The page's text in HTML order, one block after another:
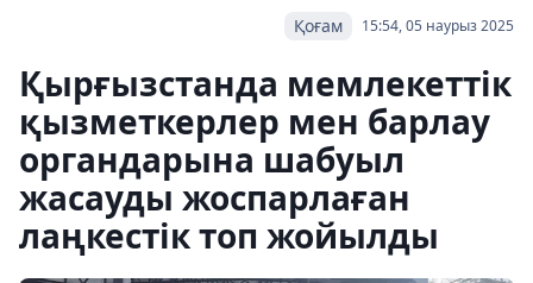
15:54, 05 наурыз 2025
Қоғам
Қырғызстанда мемлекеттік
қызметкерлер мен барлау
органдарына шабуыл
жасауды жоспарлаған
лаңкестік топ жойылды